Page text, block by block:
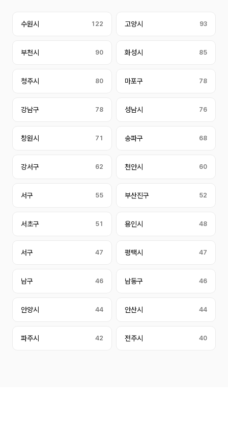
수원시 122 고양시 93
부천시 90 화성시 85
청주시 80 마포구 78
강남구 78 성남시 76
창원시 71 송파구 68
강서구 62 천안시 60
서구 55 부산진구 52
서초구 51 용인시 48
서구 47 평택시 47
남구 46 남동구 46
안양시 44 안산시 44
파주시 42 전주시 40